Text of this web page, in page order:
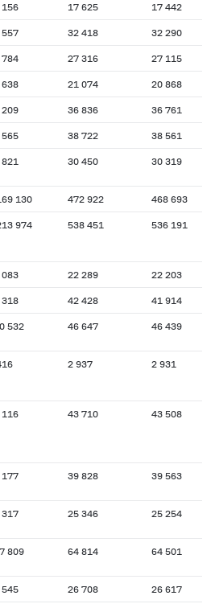
17 625 17 442
32 418 32 290
27 316 27 115
21 074 20 868
36 836 36 761
38 722 38 561
30 450 30 319
130 472 922 468 693
974 538 451 536 191
22 289 22 203
42 428 41 914
532 46 647 46 439
2 937 2 931
43 710 43 508
39 828 39 563
25 346 25 254
809 64 814 64 501
26 708 26 617